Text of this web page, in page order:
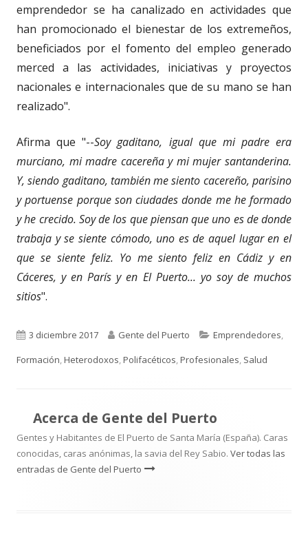
emprendedor se ha canalizado en actividades que
han promocionado el bienestar de los extremeños,
beneficiados por el fomento del empleo generado
merced a las actividades, iniciativas y proyectos
nacionales e internacionales que de su mano se han
realizado".
Afirma que "--Soy gaditano, igual que mi padre era
murciano, mi madre cacereña y mi mujer santanderina.
Y, siendo gaditano, también me siento cacereño, parisino
y portuense porque son ciudades donde me he formado
y he crecido. Soy de los que piensan que uno es de donde
trabaja y se siente cómodo, uno es de aquel lugar en el
que se siente feliz. Yo me siento feliz en Cádiz y en
Cáceres, y en París y en El Puerto... yo soy de muchos
sitios".
Publicado
el
3 diciembre 2017 Autor
Gente del Puerto Categorías
Emprendedores
Formación Heterodoxos Polifacéticos Profesionales Salud
Acerca de Gente del Puerto
Gentes y Habitantes de El Puerto de Santa María (España). Caras
conocidas, caras anónimas, la savia del Rey Sabio. Ver todas las
entradas de Gente del Puerto